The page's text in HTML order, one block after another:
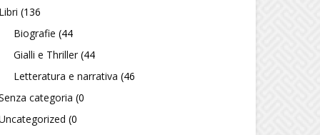
Libri (136
Biografie (44
Gialli e Thriller (44
Letteratura e narrativa (46
categoria (0
(0